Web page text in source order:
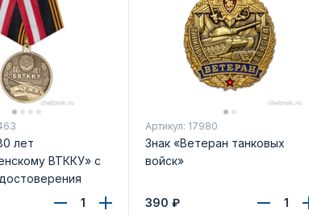
лет
ВТККУ» с
Артикул: 17980
Знак «Ветеран танковых
войск»
390 ₽